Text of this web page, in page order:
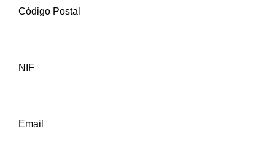
Código Postal
NIF
Email